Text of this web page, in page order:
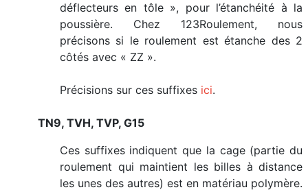
déflecteurs en tôle », pour l’étanchéité à la
poussière. Chez 123Roulement, nous
précisons si le roulement est étanche des 2
côtés avec « ZZ ».
Précisions sur ces suffixes ici.
TN9, TVH, TVP, G15
Ces suffixes indiquent que la cage (partie du
roulement qui maintient les billes à distance
les unes des autres) est en matériau polymère.